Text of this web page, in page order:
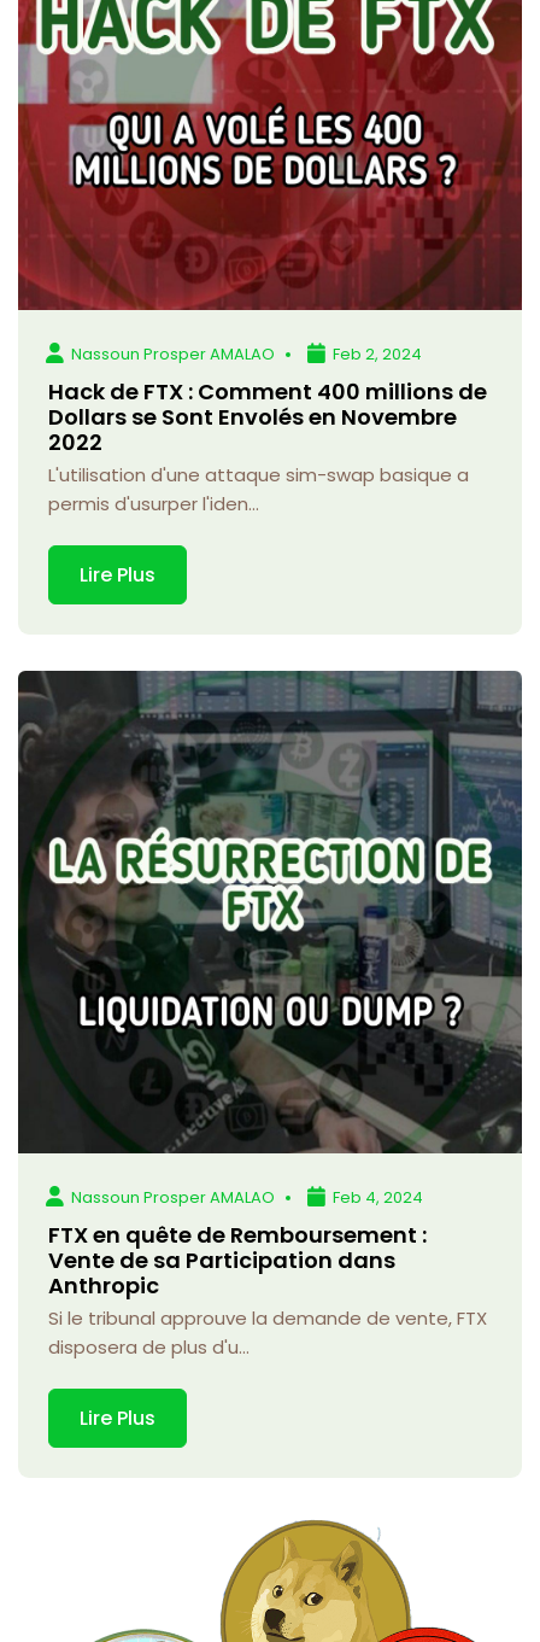
Nassoun Prosper AMALAO Feb 2, 2024
Hack de FTX : Comment 400 millions de
Dollars se Sont Envolés en Novembre
2022
L'utilisation d'une attaque sim-swap basique a
permis d'usurper l'iden...
Lire Plus
Nassoun Prosper AMALAO Feb 4, 2024
FTX en quête de Remboursement :
Vente de sa Participation dans
Anthropic
Si le tribunal approuve la demande de vente, FTX
disposera de plus d'u...
Lire Plus